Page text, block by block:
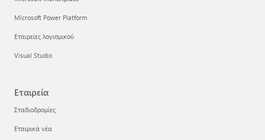
Microsoft Power Platform
Εταιρείες λογισμικού
Visual Studio
Εταιρεία
Σταδιοδρομίες
Εταιρικά νέα